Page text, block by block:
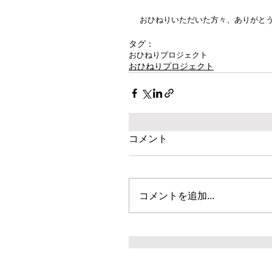
おひねりいただいた方々、ありがと
タグ：
おひねりプロジェクト
おひねりプロジェクト
コメント
コメントを追加…